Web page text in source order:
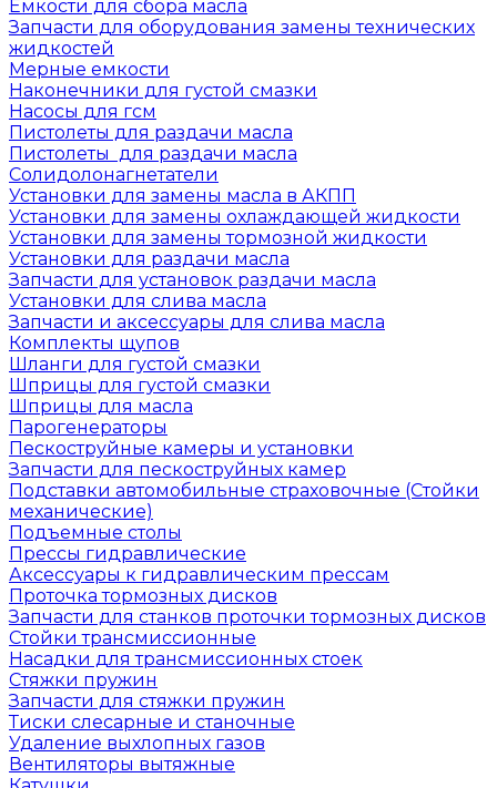
Емкости для сбора масла
Запчасти для оборудования замены технических
жидкостей
Мерные емкости
Наконечники для густой смазки
Насосы для гсм
Пистолеты для раздачи масла
Пистолеты для раздачи масла
Солидолонагнетатели
Установки для замены масла в АКПП
Установки для замены охлаждающей жидкости
Установки для замены тормозной жидкости
Установки для раздачи масла
Запчасти для установок раздачи масла
Установки для слива масла
Запчасти и аксессуары для слива масла
Комплекты щупов
Шланги для густой смазки
Шприцы для густой смазки
Шприцы для масла
Парогенераторы
Пескоструйные камеры и установки
Запчасти для пескоструйных камер
Подставки автомобильные страховочные (Стойки
механические)
Подъемные столы
Прессы гидравлические
Аксессуары к гидравлическим прессам
Проточка тормозных дисков
Запчасти для станков проточки тормозных дисков
Стойки трансмиссионные
Насадки для трансмиссионных стоек
Стяжки пружин
Запчасти для стяжки пружин
Тиски слесарные и станочные
Удаление выхлопных газов
Вентиляторы вытяжные